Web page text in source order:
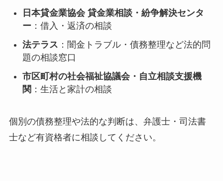
日本貸金業協会 貸金業相談・紛争解決センタ
ー ：借入・返済の相談
法テラス ：闇金トラブル・債務整理など法的問
題の相談窓口
市区町村の社会福祉協議会・自立相談支援機
関 ：生活と家計の相談
個別の債務整理や法的な判断は、弁護士・司法書
士など有資格者に相談してください。